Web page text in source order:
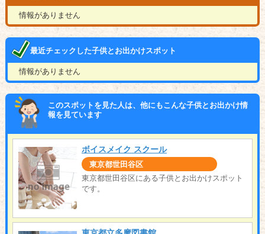
情報がありません
最近チェックした子供とお出かけスポット
情報がありません
このスポットを見た人は、他にもこんな子供とお出かけ情
報を見ています
ボイスメイク スクール
東京都世田谷区
東京都世田谷区にある子供とお出かけスポット
です。